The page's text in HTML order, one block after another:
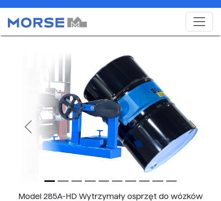
Model 285A-HD Wytrzymały osprzęt do wózków
Previous Next